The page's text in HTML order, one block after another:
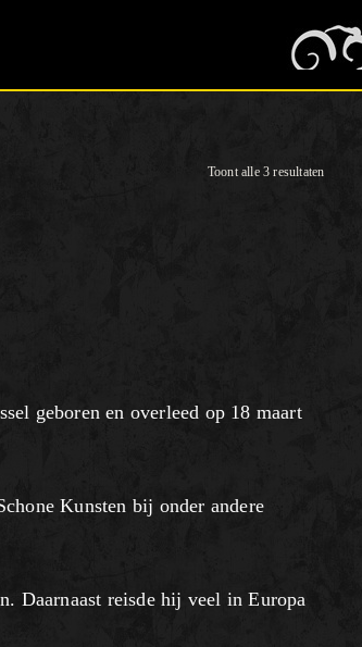
Toont alle 3 resultaten
geboren en overleed op 18 maart
Kunsten bij onder andere
Daarnaast reisde hij veel in Europa